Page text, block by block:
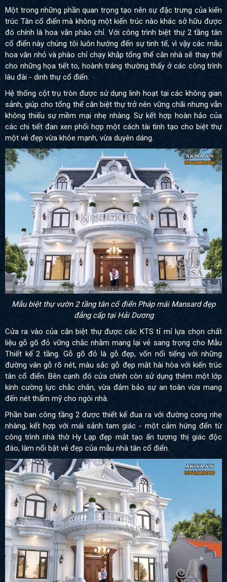
Một trong những phần quan trọng tạo nên sự đặc trưng của kiến
trúc Tân cổ điển mà không một kiến trúc nào khác sở hữu được
đó chính là hoa văn phào chỉ. Với công trình biệt thự 2 tầng tân
cổ điển này chúng tôi luôn hướng đến sự tinh tế, vì vậy các mẫu
hoa văn nhỏ và phào chỉ chạy khắp tổng thể căn nhà sẽ thay thế
cho những họa tiết to, hoành tráng thường thấy ở các công trình
lâu đài - dinh thự cổ điển.
Hệ thống cột trụ tròn được sử dụng linh hoạt tại các không gian
sảnh, giúp cho tổng thể căn biệt thự trở nên vững chãi nhưng vẫn
không thiếu sự mềm mại nhẹ nhàng. Sự kết hợp hoàn hảo của
các chi tiết đan xen phối hợp một cách tài tình tạo cho biệt thự
một vẻ đẹp vừa khỏe mạnh, vừa duyên dáng.
Mẫu biệt thự vườn 2 tầng tân cổ điển Pháp mái Mansard đẹp
đẳng cấp tại Hải Dương
Cửa ra vào của căn biệt thự được các KTS tỉ mỉ lựa chọn chất
liệu gỗ gõ đỏ vững chắc nhằm mang lại vẻ sang trọng cho Mẫu
Thiết kế 2 tầng. Gỗ gõ đỏ là gỗ đẹp, vốn nổi tiếng với những
đường vân gỗ rõ nét, màu sắc gỗ đẹp mắt hài hòa với kiến trúc
tân cổ điển. Bên cạnh đó cửa chính còn sử dụng thêm một lớp
kính cường lực chắc chắn, vừa đảm bảo sự an toàn vừa mang
đến nét thẩm mỹ cho ngôi nhà.
Phần ban công tầng 2 được thiết kế đua ra với đường cong nhẹ
nhàng, kết hợp với mái sảnh tam giác - một cảm hứng đến từ
công trình nhà thờ Hy Lạp đẹp mắt tạo ấn tượng thị giác độc
đáo, làm nổi bật vẻ đẹp của mẫu nhà tân cổ điển.